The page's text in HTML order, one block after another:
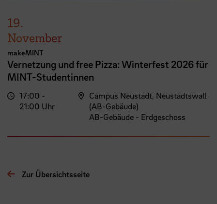
19.
November
makeMINT
Vernetzung und free Pizza: Winterfest 2026 für
MINT-Studentinnen
17:00 -
21:00 Uhr
Campus Neustadt, Neustadtswall
(AB-Gebäude)
AB-Gebäude - Erdgeschoss
Zur Übersichtsseite